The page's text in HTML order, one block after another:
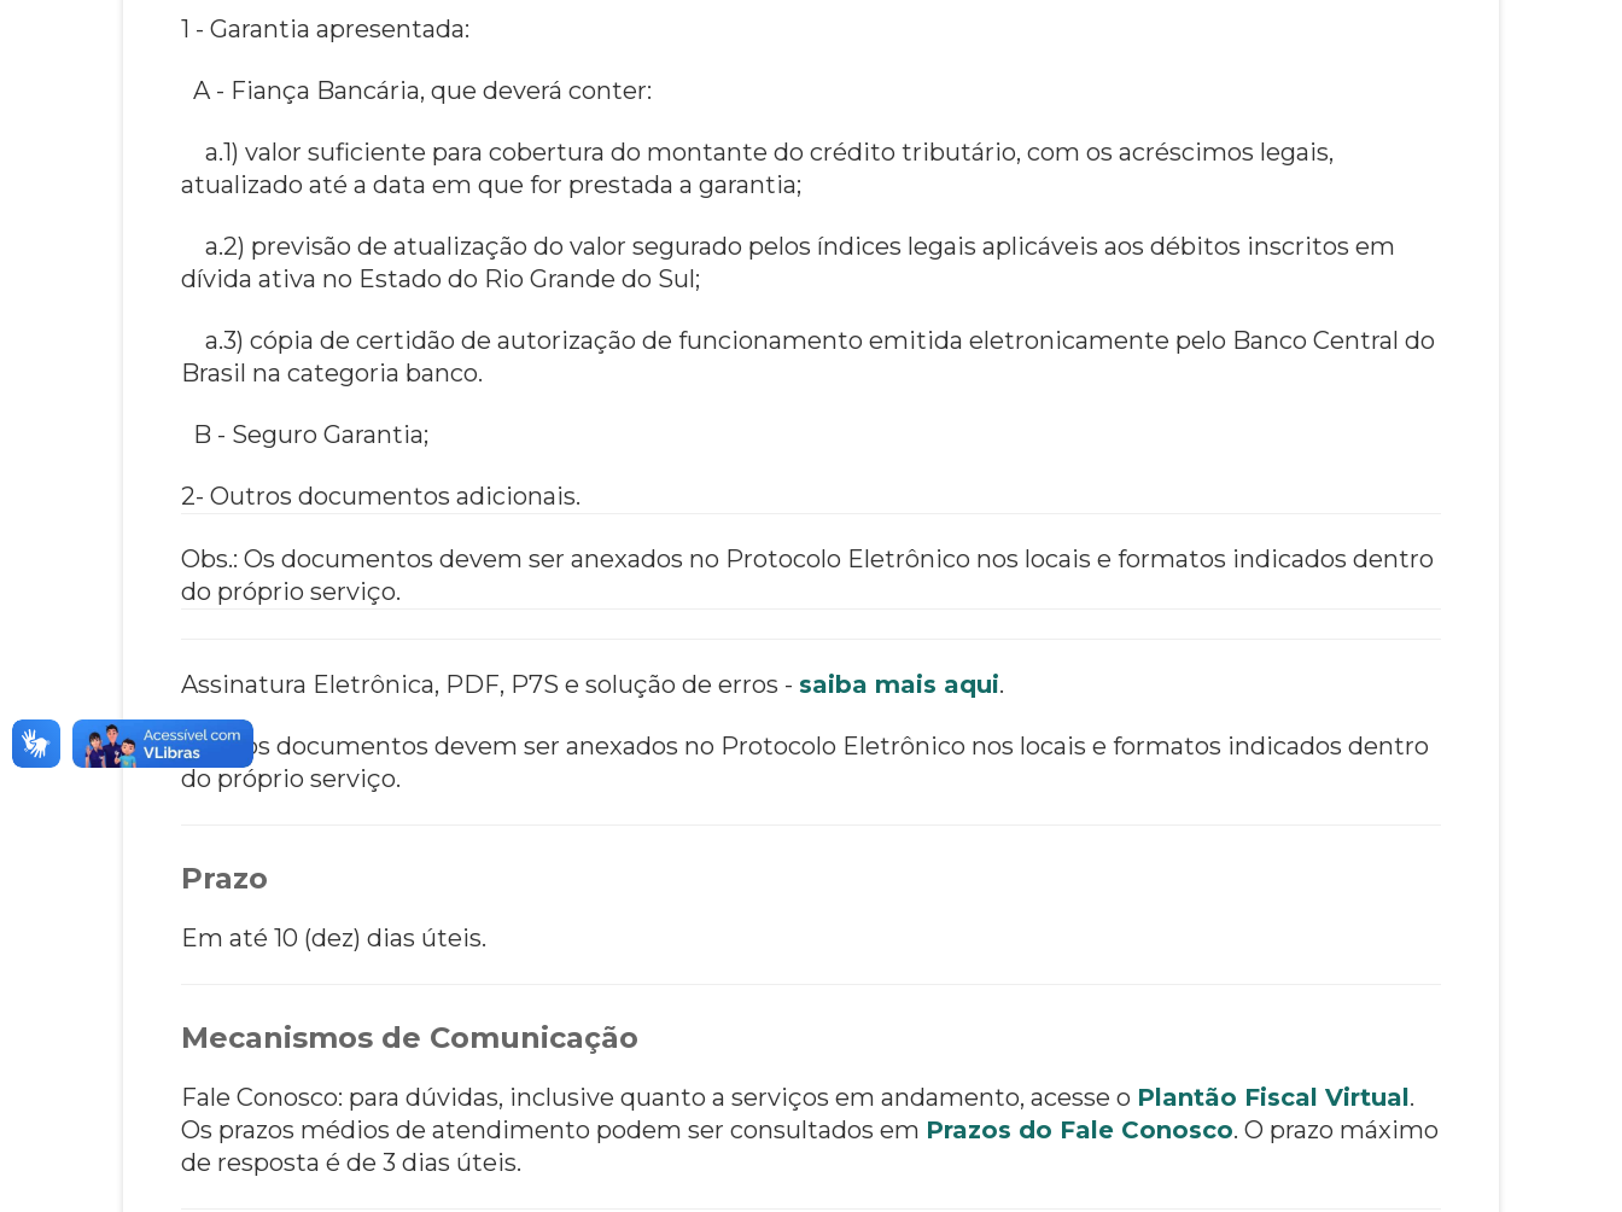
1 - Garantia apresentada:
A - Fiança Bancária, que deverá conter:
a.1) valor suficiente para cobertura do montante do crédito tributário, com os acréscimos legais,
atualizado até a data em que for prestada a garantia;
a.2) previsão de atualização do valor segurado pelos índices legais aplicáveis aos débitos inscritos em
dívida ativa no Estado do Rio Grande do Sul;
a.3) cópia de certidão de autorização de funcionamento emitida eletronicamente pelo Banco Central do
Brasil na categoria banco.
B - Seguro Garantia;
2- Outros documentos adicionais.
Obs.: Os documentos devem ser anexados no Protocolo Eletrônico nos locais e formatos indicados dentro
do próprio serviço.
Assinatura Eletrônica, PDF, P7S e solução de erros - saiba mais aqui.
Obs.: os documentos devem ser anexados no Protocolo Eletrônico nos locais e formatos indicados dentro
do próprio serviço.
Prazo
Em até 10 (dez) dias úteis.
Mecanismos de Comunicação
Fale Conosco: para dúvidas, inclusive quanto a serviços em andamento, acesse o Plantão Fiscal Virtual.
Os prazos médios de atendimento podem ser consultados em Prazos do Fale Conosco. O prazo máximo
de resposta é de 3 dias úteis.